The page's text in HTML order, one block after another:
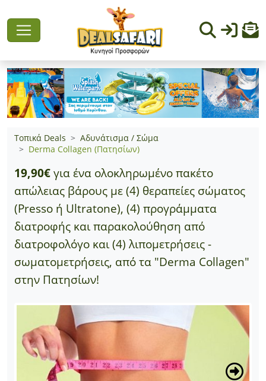
Τοπικά Deals
Αδυνάτισμα / Σώμα
Derma Collagen (Πατησίων)
19,90€για ένα ολοκληρωμένο πακέτο
απώλειας βάρους με (4) θεραπείες σώματος
(Presso ή Ultratone), (4) προγράμματα
διατροφής και παρακολούθηση από
διατροφολόγο και (4) λιπομετρήσεις -
σωματομετρήσεις, από τα "Derma Collagen"
στην Πατησίων!